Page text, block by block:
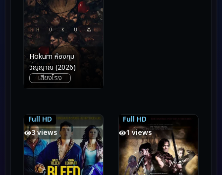
Hokum ห้องกุม
วิญญาณ (2026)
เสียงโรง
Full HD
7.1
3 views
7.1 Full HD
5.0
1 views
5.0